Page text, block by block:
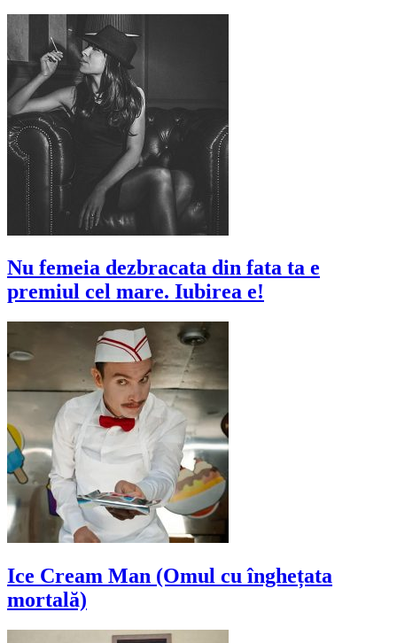
Nu femeia dezbracata din fata ta e
premiul cel mare. Iubirea e!
Ice Cream Man (Omul cu înghețata
mortală)